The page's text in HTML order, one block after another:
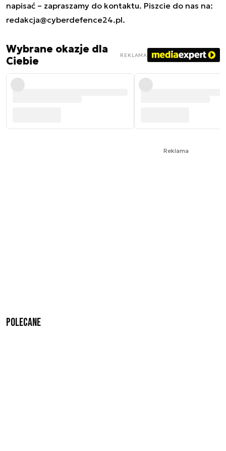
napisać – zapraszamy do kontaktu. Piszcie do nas na:
redakcja@cyberdefence24.pl.
Wybrane okazje dla
Ciebie
REKLAMA
Reklama
Polecane